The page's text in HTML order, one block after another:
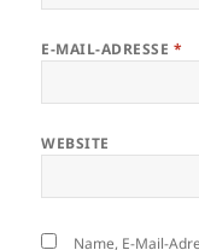
E-MAIL-ADRESSE *
WEBSITE
Name, E-Mail-